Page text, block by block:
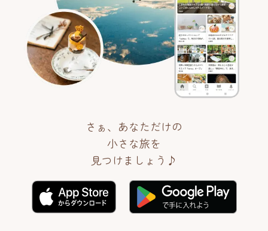
さぁ、あなただけの
小さな旅を
見つけましょう♪